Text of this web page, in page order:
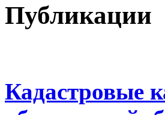
Публикации
Кадастровые